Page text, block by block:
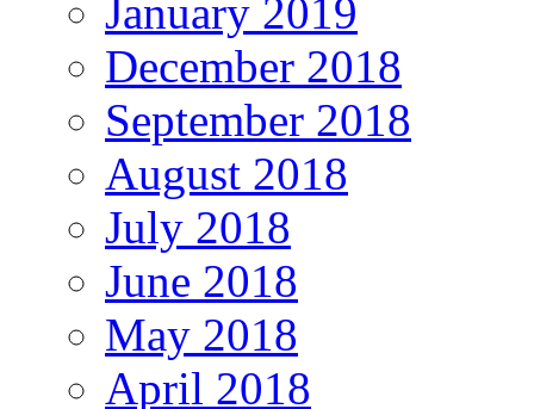
January 2019
December 2018
September 2018
August 2018
July 2018
June 2018
May 2018
April 2018